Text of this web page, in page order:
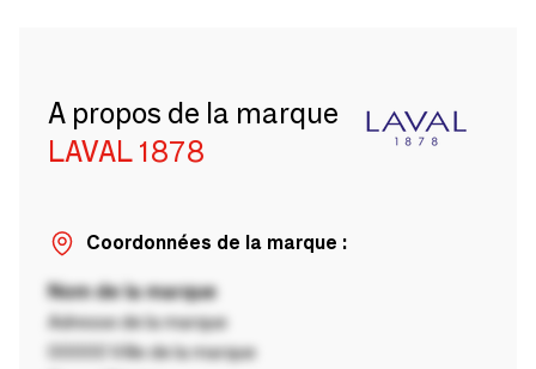
A propos de la marque
LAVAL 1878
Coordonnées de la marque :
Nom de la marque
Adresse de la marque
00000 Ville de la marque